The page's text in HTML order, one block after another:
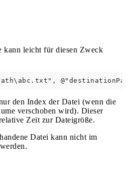
kann leicht für diesen Zweck
den Index der Datei (wenn die
verschoben wird). Dieser
Zeit zur Dateigröße.
Datei kann nicht im